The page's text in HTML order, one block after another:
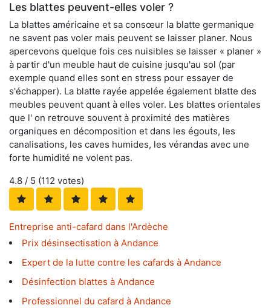
Les blattes peuvent-elles voler ?
La blattes américaine et sa consœur la blatte germanique
ne savent pas voler mais peuvent se laisser planer. Nous
apercevons quelque fois ces nuisibles se laisser « planer »
à partir d'un meuble haut de cuisine jusqu'au sol (par
exemple quand elles sont en stress pour essayer de
s'échapper). La blatte rayée appelée également blatte des
meubles peuvent quant à elles voler. Les blattes orientales
que l' on retrouve souvent à proximité des matières
organiques en décomposition et dans les égouts, les
canalisations, les caves humides, les vérandas avec une
forte humidité ne volent pas.
4.8 / 5 (112 votes)
Entreprise anti-cafard dans l'Ardèche
Prix désinsectisation à Andance
Expert de la lutte contre les cafards à Andance
Désinfection blattes à Andance
Professionnel du cafard à Andance